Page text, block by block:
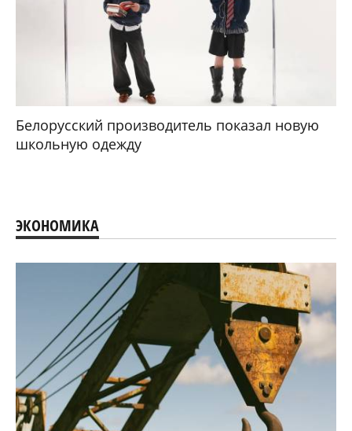
Белорусский производитель показал новую
школьную одежду
ЭКОНОМИКА